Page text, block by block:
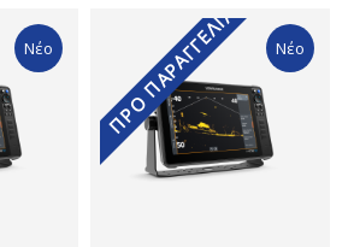
Νέο Νέο
ΠΡΟ ΠΑΡΑΓΓΕΛΊΑ